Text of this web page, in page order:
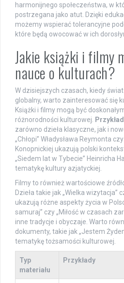
harmonijnego społeczeństwa, w
postrzegana jako atut. Dzięki
możemy wspierać tolerancyjne
które będą owocować w ich
Jakie książki i filmy
nauce o kulturach?
W dzisiejszych czasach, kiedy
globalny, warto zainteresować się
Książki i filmy mogą być
różnorodności kulturowej.
zarówno dzieła klasyczne, jak i
„Chłopi” Władysława Reymonta
Konopnickiej ukazują polski
„Siedem lat w Tybecie” Heinricha
tematykę kultury azjatyckiej.
Filmy to również wartościowe
Dzieła takie jak „Wielka wizytacja”
ukazują różne aspekty życia w
samuraj” czy „Miłość w czasach
inne tradycje i obyczaje. Warto
dokumenty, takie jak „Jestem
tematykę tożsamości kulturowej.
Typ
materiału
Przykłady